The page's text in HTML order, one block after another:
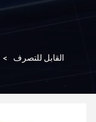
جهاز VAPE القابل للتصرف >